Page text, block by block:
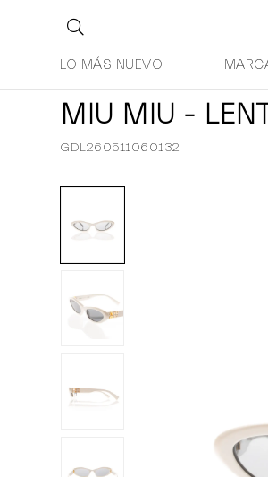
LO MÁS NUEVO.
MIU MIU -
GDL260511060132